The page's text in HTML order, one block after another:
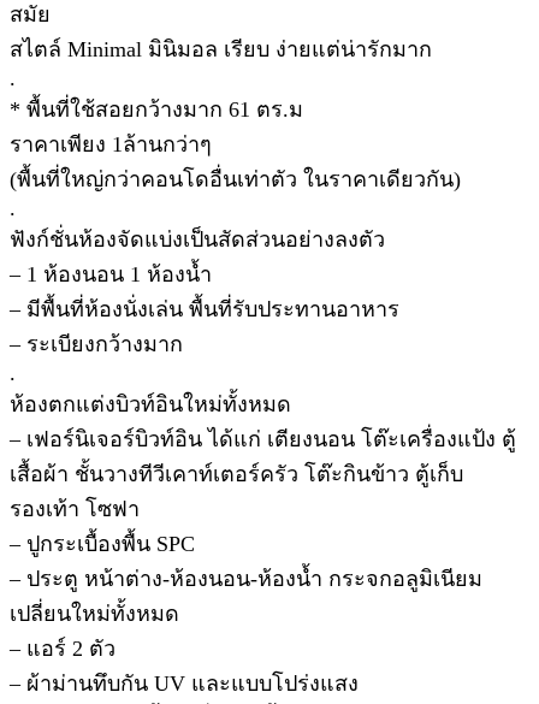
สมัย
สไตล์ Minimal มินิมอล เรียบ ง่ายแต่น่ารักมาก
.
* พื้นที่ใช้สอยกว้างมาก 61 ตร.ม
ราคาเพียง 1ล้านกว่าๆ
(พื้นที่ใหญ่กว่าคอนโดอื่นเท่าตัว ในราคาเดียวกัน)
.
ฟังก์ชั่นห้องจัดแบ่งเป็นสัดส่วนอย่างลงตัว
– 1 ห้องนอน 1 ห้องน้ำ
– มีพื้นที่ห้องนั่งเล่น พื้นที่รับประทานอาหาร
– ระเบียงกว้างมาก
.
ห้องตกแต่งบิวท์อินใหม่ทั้งหมด
– เฟอร์นิเจอร์บิวท์อิน ได้แก่ เตียงนอน โต๊ะเครื่องแป้ง ตู้
เสื้อผ้า ชั้นวางทีวีเคาท์เตอร์ครัว โต๊ะกินข้าว ตู้เก็บ
รองเท้า โซฟา
– ปูกระเบื้องพื้น SPC
– ประตู หน้าต่าง-ห้องนอน-ห้องน้ำ กระจกอลูมิเนียม
เปลี่ยนใหม่ทั้งหมด
– แอร์ 2 ตัว
– ผ้าม่านทึบกัน UV และแบบโปร่งแสง